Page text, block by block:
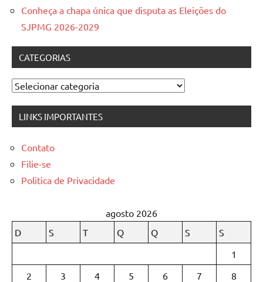
Conheça a chapa única que disputa as Eleições do
SJPMG 2026-2029
CATEGORIAS
Categorias
LINKS IMPORTANTES
Contato
Filie-se
Politica de Privacidade
agosto 2026
D
S T Q Q S
S
1
2
3 4 5 6 7
8